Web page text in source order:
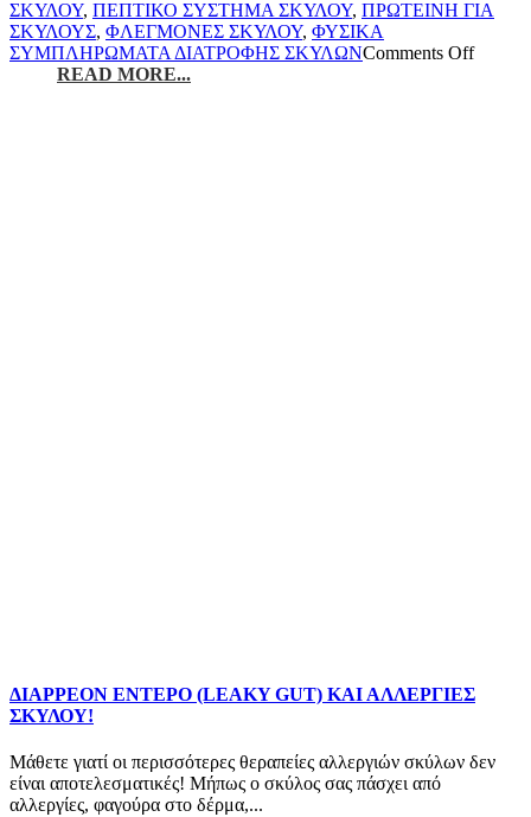
ΣΚΥΛΟΥ, ΠΕΠΤΙΚΟ ΣΥΣΤΗΜΑ ΣΚΥΛΟΥ, ΠΡΩΤΕΙΝΗ ΓΙΑ
ΣΚΥΛΟΥΣ, ΦΛΕΓΜΟΝΕΣ ΣΚΥΛΟΥ, ΦΥΣΙΚΑ
ΣΥΜΠΛΗΡΩΜΑΤΑ ΔΙΑΤΡΟΦΗΣ ΣΚΥΛΩΝComments Off
READ MORE...
ΔΙΑΡΡΕΟΝ ΕΝΤΕΡΟ (LEAKY GUT) ΚΑΙ ΑΛΛΕΡΓΙΕΣ
ΣΚΥΛΟΥ!
Μάθετε γιατί οι περισσότερες θεραπείες αλλεργιών σκύλων δεν
είναι αποτελεσματικές! Μήπως ο σκύλος σας πάσχει από
αλλεργίες, φαγούρα στο δέρμα,...